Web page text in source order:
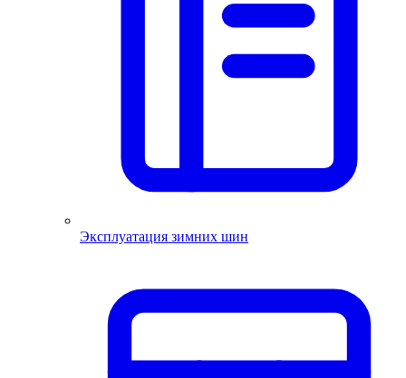
Эксплуатация зимних шин